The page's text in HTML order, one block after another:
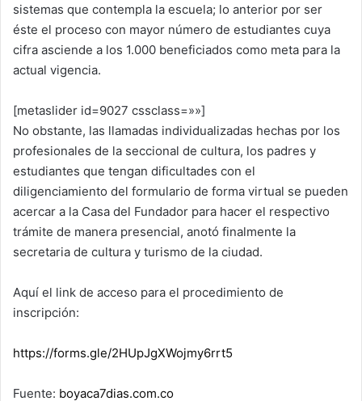
sistemas que contempla la escuela; lo anterior por ser
éste el proceso con mayor número de estudiantes cuya
cifra asciende a los 1.000 beneficiados como meta para la
actual vigencia.
[metaslider id=9027 cssclass=»»]
No obstante, las llamadas individualizadas hechas por los
profesionales de la seccional de cultura, los padres y
estudiantes que tengan dificultades con el
diligenciamiento del formulario de forma virtual se pueden
acercar a la Casa del Fundador para hacer el respectivo
trámite de manera presencial, anotó finalmente la
secretaria de cultura y turismo de la ciudad.
Aquí el link de acceso para el procedimiento de
inscripción:
https://forms.gle/2HUpJgXWojmy6rrt5
Fuente: boyaca7dias.com.co